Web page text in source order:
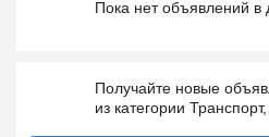
Пока нет объявлений в
Получайте новые
из категории